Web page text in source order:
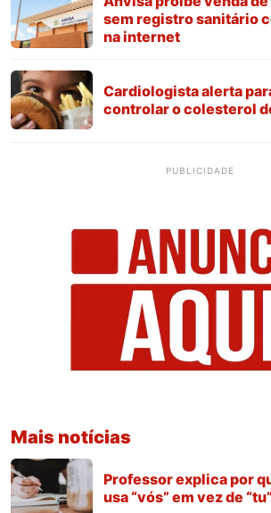
sem registro sanitário
na internet
Cardiologista alerta
controlar o colesterol
PUBLICIDADE
Mais notícias
Professor explica por
usa “vós” em vez de “tu”